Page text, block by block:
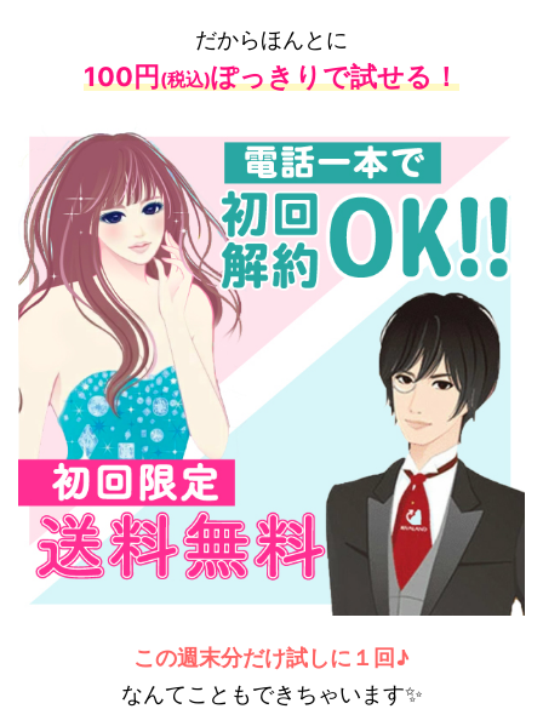
だからほんとに
100円(税込)ぽっきりで試せる！
この週末分だけ試しに１回♪
なんてこともできちゃいます✨